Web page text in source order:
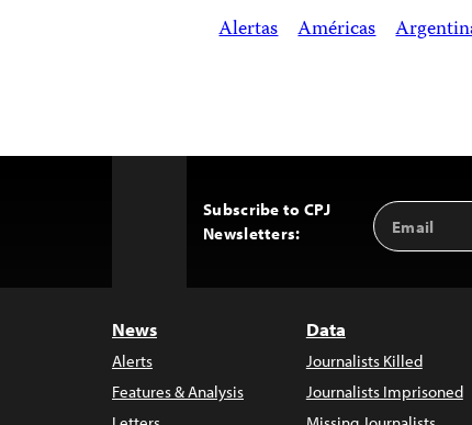
Alertas Américas
Subscribe to CPJ
Newsletters:
Email
Address
News
Alerts
Features & Analysis
Data
Journalists Killed
Journalists Imprisoned